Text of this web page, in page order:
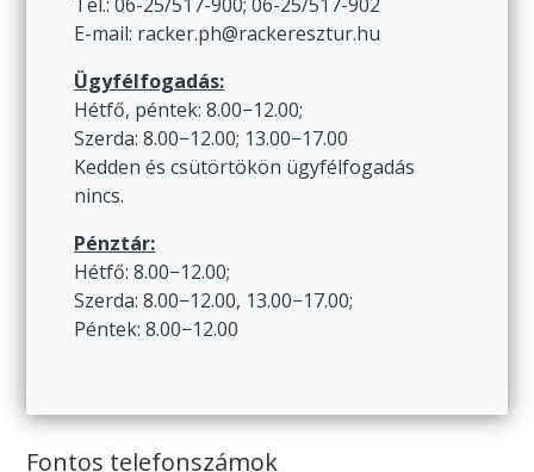
E-mail: racker.ph@rackeresztur.hu
Ügyfélfogadás:
Hétfő, péntek: 8.00−12.00;
Szerda: 8.00−12.00; 13.00−17.00
Kedden és csütörtökön ügyfélfogadás
nincs.
Pénztár:
Hétfő: 8.00−12.00;
Szerda: 8.00−12.00, 13.00−17.00;
Péntek: 8.00−12.00
Fontos telefonszámok